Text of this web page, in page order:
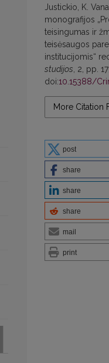
Justickio, K.
monografijos
teisingumas ir
teisėsaugos
institucijomis“
studijos , 2, pp.
doi:10.15388/
More Citation
post
share
share
share
mail
print